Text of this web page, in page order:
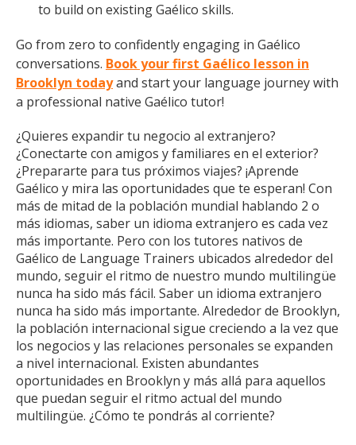
to build on existing Gaélico skills.
Go from zero to confidently engaging in Gaélico
conversations. Book your first Gaélico lesson in
Brooklyn todayand start your language journey with
a professional native Gaélico tutor!
¿Quieres expandir tu negocio al extranjero?
¿Conectarte con amigos y familiares en el exterior?
¿Prepararte para tus próximos viajes? ¡Aprende
Gaélico y mira las oportunidades que te esperan! Con
más de mitad de la población mundial hablando 2 o
más idiomas, saber un idioma extranjero es cada vez
más importante. Pero con los tutores nativos de
Gaélico de Language Trainers ubicados alrededor del
mundo, seguir el ritmo de nuestro mundo multilingüe
nunca ha sido más fácil. Saber un idioma extranjero
nunca ha sido más importante. Alrededor de Brooklyn,
la población internacional sigue creciendo a la vez que
los negocios y las relaciones personales se expanden
a nivel internacional. Existen abundantes
oportunidades en Brooklyn y más allá para aquellos
que puedan seguir el ritmo actual del mundo
multilingüe. ¿Cómo te pondrás al corriente?